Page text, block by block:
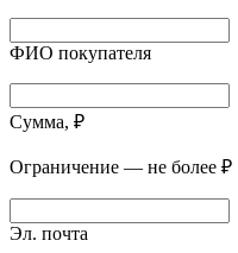
ФИО покупателя
Сумма, ₽
Ограничение — не более ₽
Эл. почта